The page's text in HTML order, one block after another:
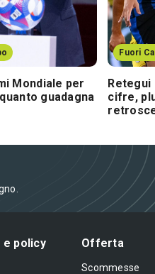
Mondiale per
guadagna
Fuori
Retegui
cifre,
e policy Offerta
Scommesse